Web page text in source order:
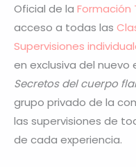
Oficial de la Formación
acceso a todas las
Supervisiones
en exclusiva del nuevo
Secretos del cuerpo
grupo privado de la
las supervisiones de
de cada experiencia.